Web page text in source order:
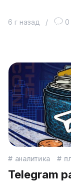
6 г назад / 0
аналитика
Telegram